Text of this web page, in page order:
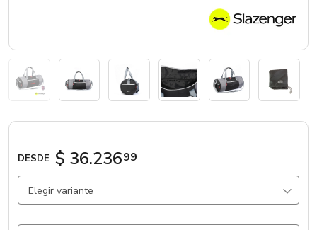
Sé partner
DESDE $ 36.23699
Elegir variante
Gris Claro / Negro / . 2430 un.